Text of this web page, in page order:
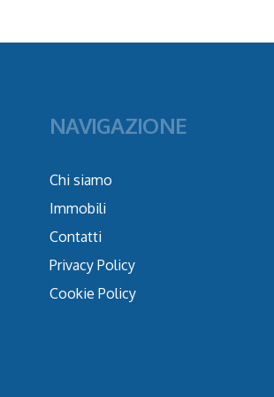
NAVIGAZIONE
Chi siamo
Immobili
Contatti
Privacy Policy
Cookie Policy